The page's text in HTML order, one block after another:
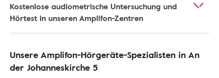
Kostenlose audiometrische Untersuchung und
Hörtest in unseren Amplifon-Zentren
Unsere Amplifon-Hörgeräte-Spezialisten in An
der Johanneskirche 5